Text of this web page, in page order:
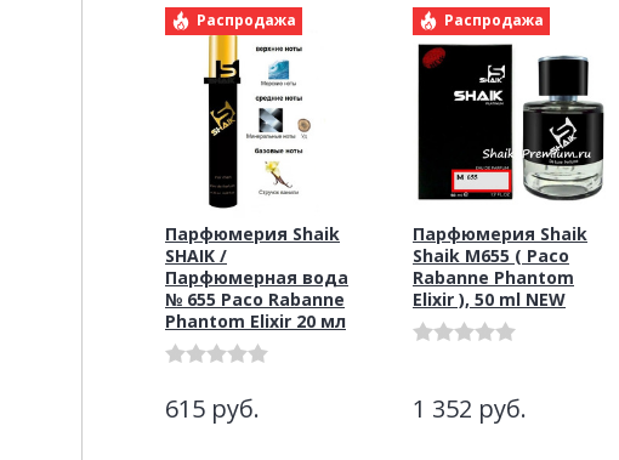
Распродажа
Парфюмерия Shaik
SHAIK /
Парфюмерная вода
№ 655 Paco Rabanne
Phantom Elixir 20 мл
615 руб.
Распродажа
Парфюмерия Shaik
Shaik M655 ( Paco
Rabanne Phantom
Elixir ), 50 ml NEW
1 352 руб.